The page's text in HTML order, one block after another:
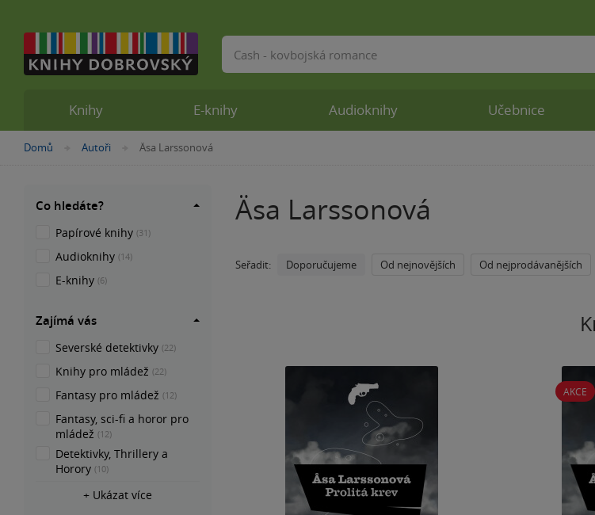
Nacházíte
Domů »Autoři »Äsa Larssonová
Äsa Larssonová
Seřadit: Doporučujeme Od nejnovějších Od nejprodávanějších
AKCE
Co hledáte?
Papírové knihy (31)
Audioknihy (14)
E-knihy (6)
Zajímá vás
Severské detektivky (22)
Knihy pro mládež (22)
Fantasy pro mládež (12)
Fantasy, sci-fi a horor pro
mládež (12)
Detektivky, Thrillery a
Horory (10)
+ Ukázat více
Knihy E-knihy Audioknihy Učebnice
Vyhledávání